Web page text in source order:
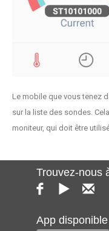
Le mobile que vous tenez
sur la liste des sondes.
moniteur, qui doit être
Trouvez-nous
App